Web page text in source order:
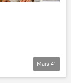
Mais 41